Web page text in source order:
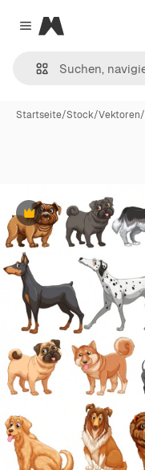
Close menu
Magnific
Startseite/Stock/Vektoren/
Premium